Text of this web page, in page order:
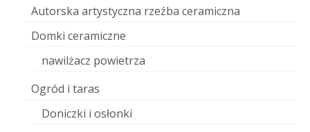
Autorska artystyczna rzeźba ceramiczna
Domki ceramiczne
nawilżacz powietrza
Ogród i taras
Doniczki i osłonki